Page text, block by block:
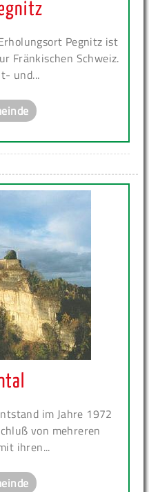
Pegnitz ist
Fränkischen Schweiz.
und...
im Jahre 1972
von mehreren
ihren...